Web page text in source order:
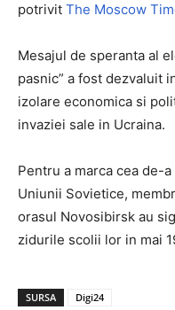
potrivit The Moscow
Mesajul de speranta al
pasnic” a fost dezvaluit
izolare economica si
invaziei sale in Ucraina.
Pentru a marca cea de-
Uniunii Sovietice,
orasul Novosibirsk au
zidurile scolii lor in mai
SURSA Digi24